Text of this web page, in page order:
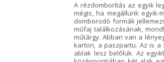
A rézdomborítás az egyik
mégis, ha megállunk
domborodó formák
műfaj találkozásának,
műtárgy. Abban van a
karton, a paszpartu. Az is
ablak lesz belőlük. Az